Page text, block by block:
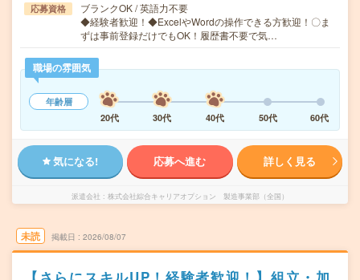
応募資格
ブランクOK / 英語力不要
◆経験者歓迎！◆ExcelやWordの操作できる方歓迎！〇ま
ずは事前登録だけでもOK！履歴書不要で気…
職場の雰囲気
年齢層
20代
30代 40代 50代 60代
気になる! 応募へ進む 詳しく見る
派遣会社 株式会社綜合キャリアオプション 製造事業部（全国）
未読 掲載日 2026/08/07